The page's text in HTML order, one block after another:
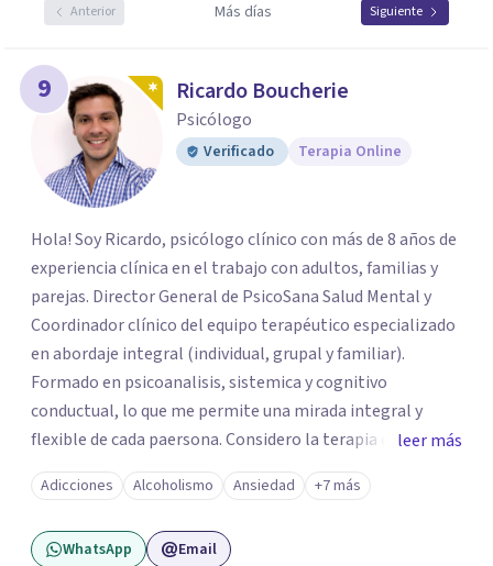
Anterior Más días Siguiente
9 Ricardo Boucherie
Psicólogo
Verificado Terapia Online
Hola! Soy Ricardo, psicólogo clínico con más de 8 años de
experiencia clínica en el trabajo con adultos, familias y
parejas. Director General de PsicoSana Salud Mental y
Coordinador clínico del equipo terapéutico especializado
en abordaje integral (individual, grupal y familiar).
Formado en psicoanalisis, sistemica y cognitivo
conductual, lo que me permite una mirada integral y
flexible de cada paersona. Considero la terapia como un
espacio de escucha, construcción y transformación,
adpatando el contexto de cada persona para ayudarla de
la mejor manera posible.
leer más
Adicciones Alcoholismo Ansiedad +7 más
WhatsApp Email